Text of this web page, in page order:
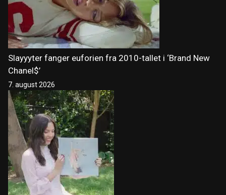
Slayyyter fanger euforien fra 2010-tallet i ‘Brand New
Chanel$’
7. august 2026